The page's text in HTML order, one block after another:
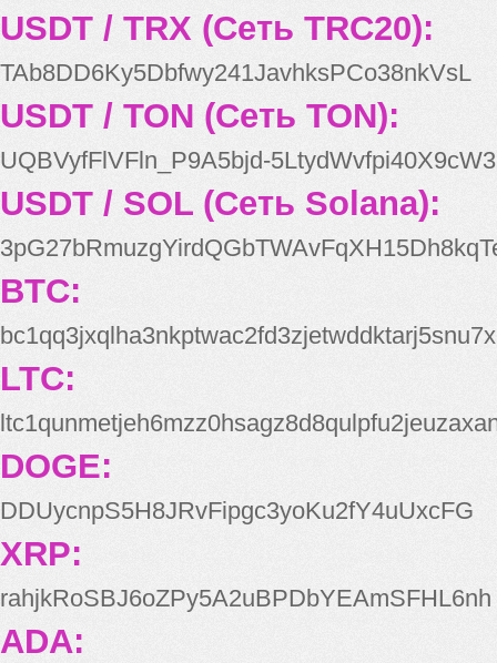
USDT / TRX (Сеть TRC20):
TAb8DD6Ky5Dbfwy241JavhksPCo38nkVsL
USDT / TON (Сеть TON):
UQBVyfFlVFln_P9A5bjd-
USDT / SOL (Сеть Solana):
BTC:
bc1qq3jxqlha3nkptwac2fd3zjetwddktarj5snu7x
LTC:
DOGE:
DDUycnpS5H8JRvFipgc3yoKu2fY4uUxcFG
XRP:
rahjkRoSBJ6oZPy5A2uBPDbYEAmSFHL6nh
ADA: